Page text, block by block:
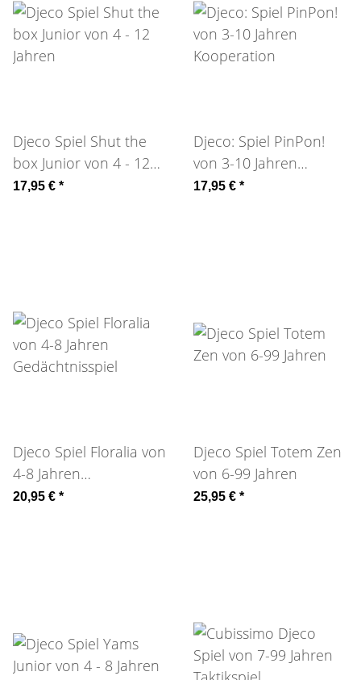
Djeco Spiel Shut the
box Junior von 4 - 12
Jahren
17,95 € *
Djeco: Spiel PinPon!
von 3-10 Jahren
Kooperation
17,95 € *
Djeco Spiel Floralia von
4-8 Jahren
Gedächtnisspiel
20,95 € *
Djeco Spiel Totem Zen
von 6-99 Jahren
25,95 € *